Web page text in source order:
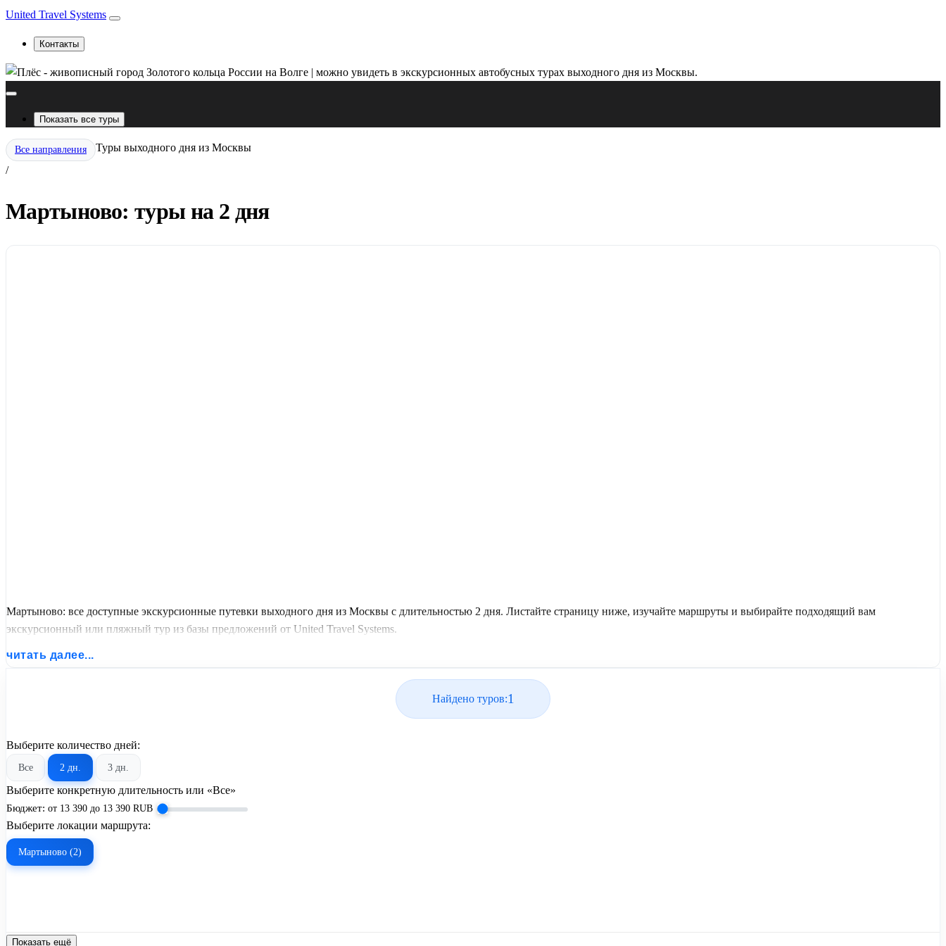
United Travel Systems
Контакты
Показать все туры
Все направления
/
Туры выходного дня из Москвы
Мартыново: туры на 2 дня
Мартыново: все доступные экскурсионные путевки выходного дня из Москвы с длительностью 2 дня. Листайте страницу ниже, изучайте маршруты и выбирайте подходящий вам
экскурсионный или пляжный тур из базы предложений от United Travel Systems.
читать далее...
Найдено туров:1
Выберите количество дней:
Все 2 дн. 3 дн.
Выберите конкретную длительность или «Все»
Бюджет: от 13 390 до 13 390 RUB
Выберите локации маршрута:
Мартыново (2)
Показать ещё